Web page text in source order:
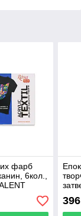
фарб
6кол.,
(1:1)